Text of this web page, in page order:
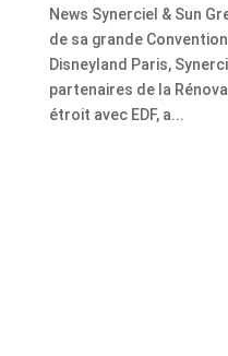
News Synerciel & Sun
de sa grande
Disneyland Paris,
partenaires de la
étroit avec EDF, a...